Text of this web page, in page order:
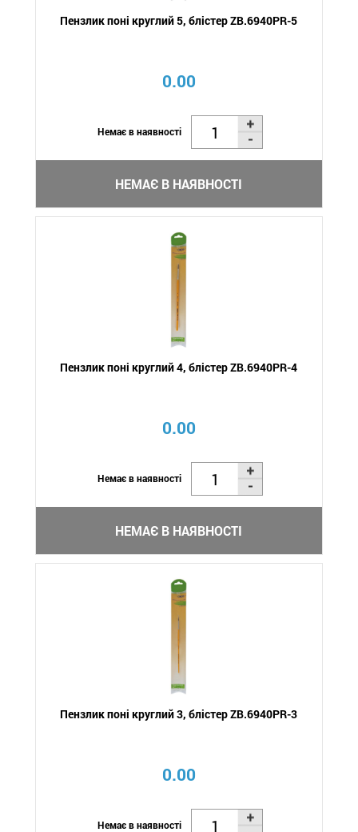
Пензлик поні круглий 5, блістер ZB.6940PR-5
0.00
Немає в наявності
НЕМАЄ В НАЯВНОСТІ
Пензлик поні круглий 4, блістер ZB.6940PR-4
0.00
Немає в наявності
НЕМАЄ В НАЯВНОСТІ
Пензлик поні круглий 3, блістер ZB.6940PR-3
0.00
Немає в наявності